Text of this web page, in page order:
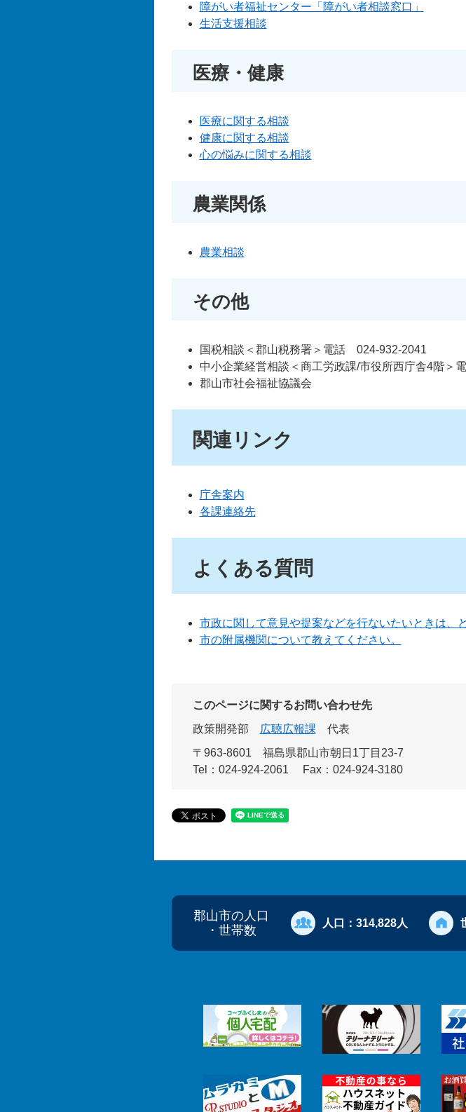
障がい者福祉センター「障がい者相談窓口」
生活支援相談
医療・健康
医療に関する相談
健康に関する相談
心の悩みに関する相談
農業関係
農業相談
その他
国税相談＜郡山税務署＞電話 024-932-2041
中小企業経営相談＜商工労政課/市役所西庁舎4階＞
郡山市社会福祉協議会
関連リンク
庁舎案内
各課連絡先
よくある質問
市政に関して意見や提案などを行ないたいときは、
市の附属機関について教えてください。
このページに関するお問い合わせ先
政策開発部
広聴広報課
代表
〒963-8601
福島県郡山市朝日1丁目23-7
Tel：024-924-2061
Fax：024-924-3180
郡山市の人口
・世帯数
人口： 314,828人